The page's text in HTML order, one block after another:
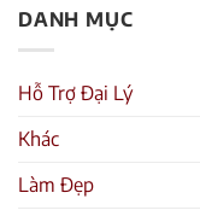
DANH MỤC
Hỗ Trợ Đại Lý
Khác
Làm Đẹp